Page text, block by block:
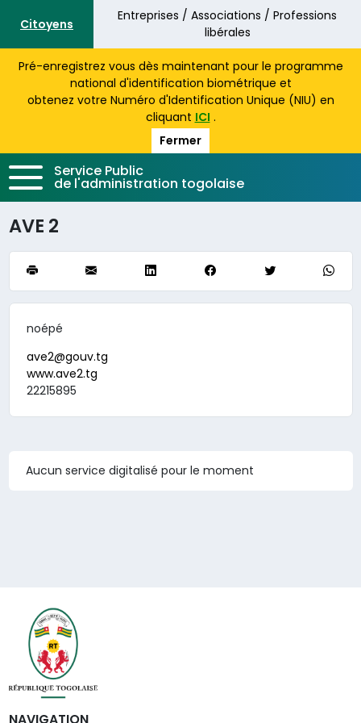
Aller au contenu principal
Citoyens
Entreprises / Associations / Professions
libérales
Pré-enregistrez vous dès maintenant pour le programme
national d'identification biométrique et
obtenez votre Numéro d'Identification Unique (NIU) en
cliquant ICI .
Fermer
Service Public
de l'administration togolaise
AVE 2
noépé
ave2@gouv.tg
www.ave2.tg
22215895
Aucun service digitalisé pour le moment